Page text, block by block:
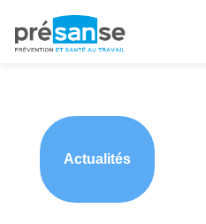
principale
Actualités